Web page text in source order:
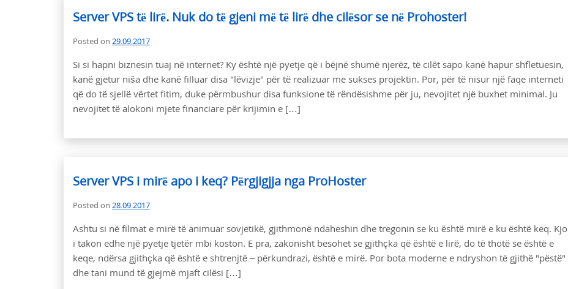
Server VPS të lirë. Nuk do të gjeni më të lirë dhe cilësor se në Prohoster!
Posted on 29.09.2017
Si si hapni biznesin tuaj në internet? Ky është një pyetje që i bëjnë shumë njerëz, të cilët sapo kanë hapur shfletuesin,
kanë gjetur niša dhe kanë filluar disa "lëvizje" për të realizuar me sukses projektin. Por, për të nisur një faqe interneti
që do të sjellë vërtet fitim, duke përmbushur disa funksione të rëndësishme për ju, nevojitet një buxhet minimal. Ju
nevojitet të alokoni mjete financiare për krijimin e […]
Server VPS i mirë apo i keq? Përgjigjja nga ProHoster
Posted on 28.09.2017
Ashtu si në filmat e mirë të animuar sovjetikë, gjithmonë ndaheshin dhe tregonin se ku është mirë e ku është keq. Kjo
i takon edhe një pyetje tjetër mbi koston. E pra, zakonisht besohet se gjithçka që është e lirë, do të thotë se është e
keqe, ndërsa gjithçka që është e shtrenjtë – përkundrazi, është e mirë. Por bota moderne e ndryshon të gjithë "pëstë"
dhe tani mund të gjejmë mjaft cilësi […]